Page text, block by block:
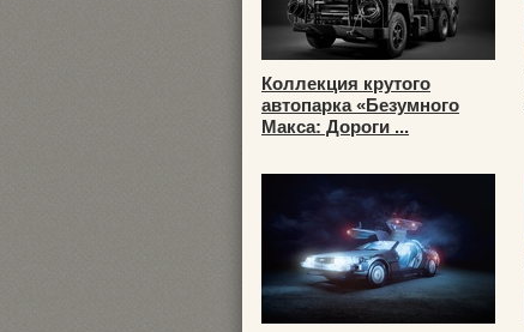
Коллекция крутого
автопарка «Безумного
Макса: Дороги ...